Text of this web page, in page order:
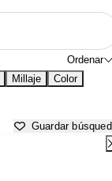
Ordenar
Millaje Color
Guardar